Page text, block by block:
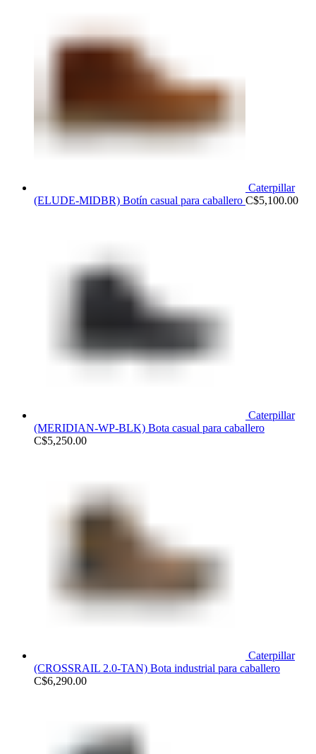
Caterpillar
(ELUDE-MIDBR) Botín casual para caballero C$5,100.00
Caterpillar
(MERIDIAN-WP-BLK) Bota casual para caballero
C$5,250.00
Caterpillar
(CROSSRAIL 2.0-TAN) Bota industrial para caballero
C$6,290.00